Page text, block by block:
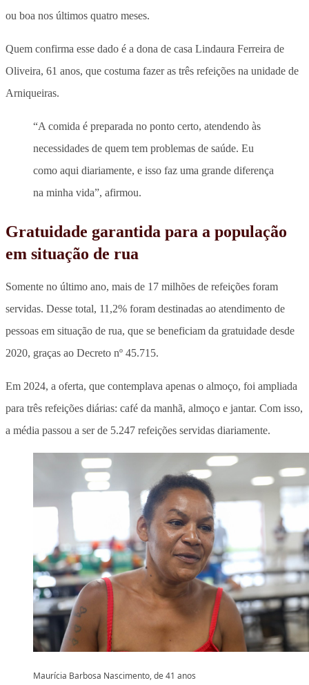
ou boa nos últimos quatro meses.
Quem confirma esse dado é a dona de casa Lindaura Ferreira de
Oliveira, 61 anos, que costuma fazer as três refeições na unidade de
Arniqueiras.
“A comida é preparada no ponto certo, atendendo às
necessidades de quem tem problemas de saúde. Eu
como aqui diariamente, e isso faz uma grande diferença
na minha vida”, afirmou.
Gratuidade garantida para a população
em situação de rua
Somente no último ano, mais de 17 milhões de refeições foram
servidas. Desse total, 11,2% foram destinadas ao atendimento de
pessoas em situação de rua, que se beneficiam da gratuidade desde
2020, graças ao Decreto nº 45.715.
Em 2024, a oferta, que contemplava apenas o almoço, foi ampliada
para três refeições diárias: café da manhã, almoço e jantar. Com isso,
a média passou a ser de 5.247 refeições servidas diariamente.
Maurícia Barbosa Nascimento, de 41 anos